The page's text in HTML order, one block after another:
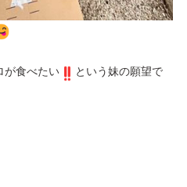
が食べたい
という妹の願望で